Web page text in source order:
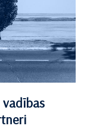
vadības